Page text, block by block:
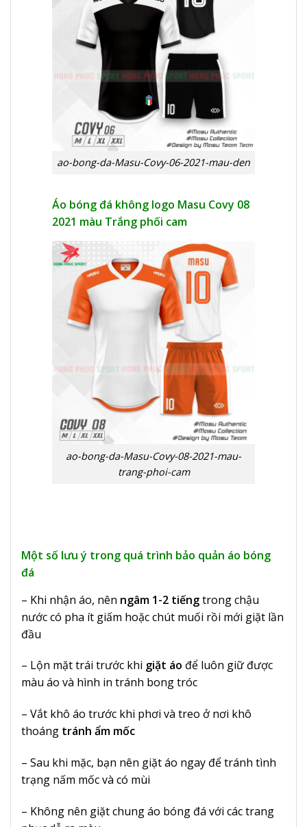
ao-bong-da-Masu-Covy-06-2021-mau-den
Áo bóng đá không logo Masu Covy 08
2021 màu Trắng phối cam
ao-bong-da-Masu-Covy-08-2021-mau-
trang-phoi-cam
Một số lưu ý trong quá trình bảo quản áo bóng
đá
– Khi nhận áo, nên ngâm 1-2 tiếngtrong chậu
nước có pha ít giấm hoặc chút muối rồi mới giặt lần
đầu
– Lộn mặt trái trước khi giặt áo để luôn giữ được
màu áo và hình in tránh bong tróc
– Vắt khô áo trước khi phơi và treo ở nơi khô
thoáng tránh ẩm mốc
– Sau khi mặc, bạn nên giặt áo ngay để tránh tình
trạng nấm mốc và có mùi
– Không nên giặt chung áo bóng đá với các trang